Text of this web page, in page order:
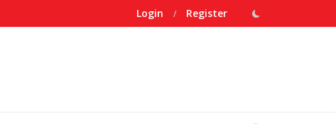
Login / Register